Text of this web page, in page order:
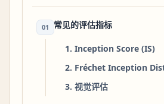
01 常见的评估指标
1. Inception Score (IS)
2. Fréchet Inception
3. 视觉评估